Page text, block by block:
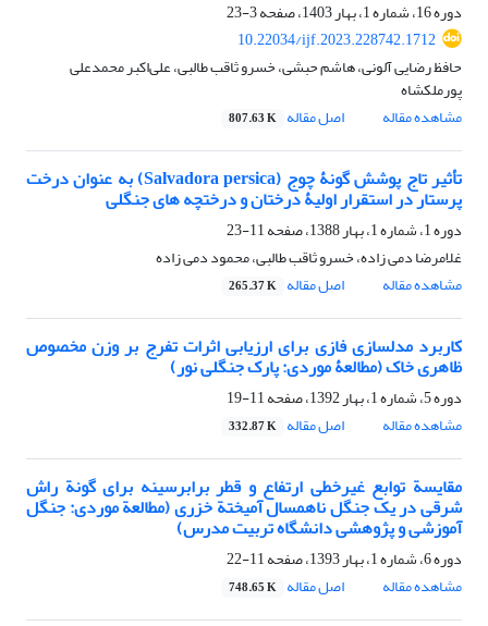
دوره 16، شماره 1، بهار 1403، صفحه
3-23
10.22034/ijf.2023.228742.1712
حافظ رضایی آلونی، هاشم حبشی، خسرو ثاقب طالبی، علی‌اکبر محمدعلی
پورملکشاه
مشاهده مقاله
اصل مقاله 807.63 K
تأثیر تاج پوشش گونۀ چوج (Salvadora persica) به عنوان درخت
پرستار در استقرار اولیۀ درختان و درختچه های جنگلی
دوره 1، شماره 1، بهار 1388، صفحه
11-23
غلامرضا دمی زاده، خسرو ثاقب طالبی، محمود دمی زاده
مشاهده مقاله
اصل مقاله 265.37 K
کاربرد مدلسازی فازی برای ارزیابی اثرات تفرج بر وزن مخصوص
ظاهری خاک (مطالعۀ موردی: پارک جنگلی نور)
دوره 5، شماره 1، بهار 1392، صفحه
11-19
مشاهده مقاله
اصل مقاله 332.87 K
مقایسة توابع غیرخطی ارتفاع و قطر برابرسینه برای گونة راش
شرقی در یک جنگل‌ ناهمسال آمیختة خزری (مطالعة موردی: جنگل
آموزشی و پژوهشی دانشگاه تربیت مدرس)
دوره 6، شماره 1، بهار 1393، صفحه
11-22
مشاهده مقاله
اصل مقاله 748.65 K